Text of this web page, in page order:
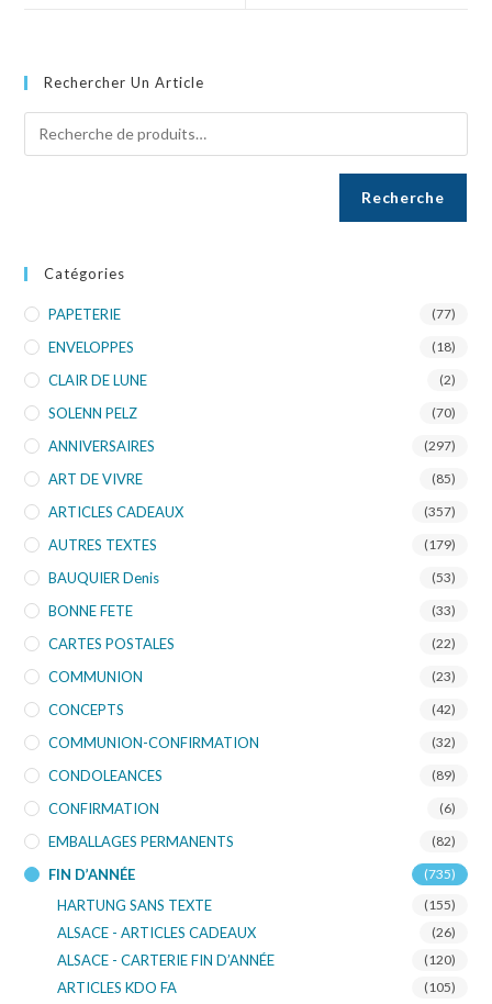
Rechercher Un Article
Recherche
Catégories
PAPETERIE (77)
ENVELOPPES (18)
CLAIR DE LUNE (2)
SOLENN PELZ (70)
ANNIVERSAIRES (297)
ART DE VIVRE (85)
ARTICLES CADEAUX (357)
AUTRES TEXTES (179)
BAUQUIER Denis (53)
BONNE FETE (33)
CARTES POSTALES (22)
COMMUNION (23)
CONCEPTS (42)
COMMUNION-CONFIRMATION (32)
CONDOLEANCES (89)
CONFIRMATION (6)
EMBALLAGES PERMANENTS (82)
FIN D’ANNÉE (735)
HARTUNG SANS TEXTE (155)
ALSACE - ARTICLES CADEAUX (26)
ALSACE - CARTERIE FIN D’ANNÉE (120)
ARTICLES KDO FA (105)